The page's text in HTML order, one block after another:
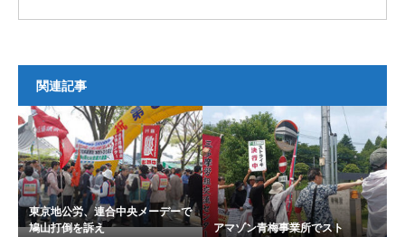
関連記事
東京地公労、連合中央メーデーで
鳩山打倒を訴え
アマゾン青梅事業所でスト